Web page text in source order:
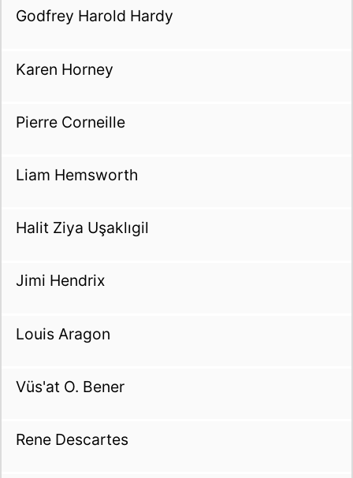
Godfrey Harold Hardy
Karen Horney
Pierre Corneille
Liam Hemsworth
Halit Ziya Uşaklıgil
Jimi Hendrix
Louis Aragon
Vüs'at O. Bener
Rene Descartes